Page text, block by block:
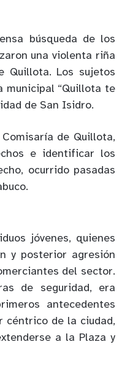
búsqueda de los
una violenta riña
Quillota. Los sujetos
municipal “Quillota te
de San Isidro.
de Quillota,
e identificar los
ocurrido pasadas
jóvenes, quienes
y posterior agresión
del sector.
de seguridad, era
antecedentes
céntrico de la ciudad,
a la Plaza y